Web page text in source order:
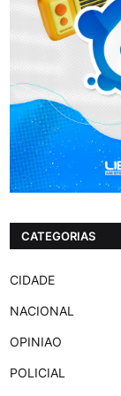
CATEGORIAS
CIDADE
NACIONAL
OPINIAO
POLICIAL